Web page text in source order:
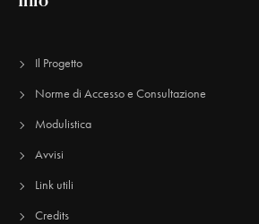
Il Progetto
Norme di Accesso e Consultazione
Modulistica
Avvisi
Link utili
Credits